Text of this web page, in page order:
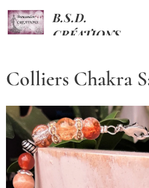
B.S.D.
CRÉATIONS
Colliers Chakra